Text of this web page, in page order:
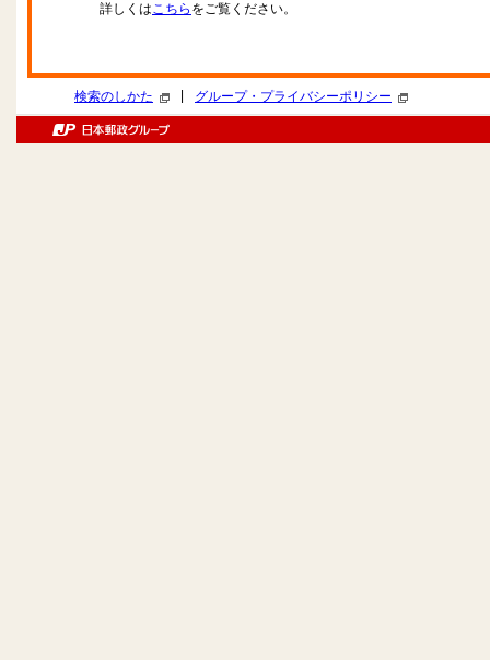
詳しくはこちら をご覧ください。
検索のしかた グループ・プライバシーポリシー